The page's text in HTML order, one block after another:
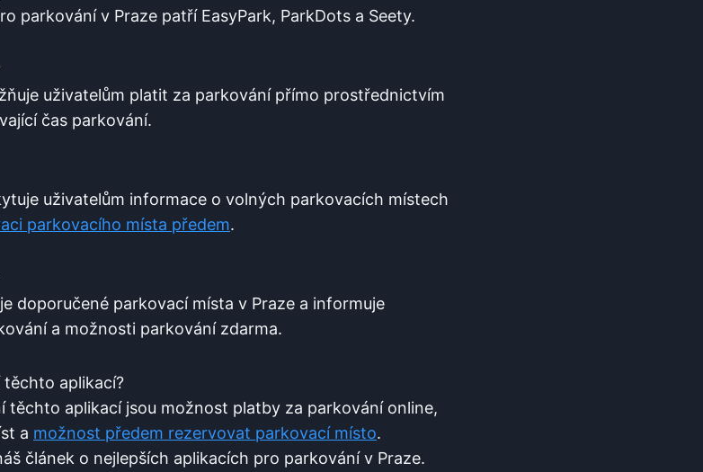
parkování v Praze patří​ EasyPark, ParkDots a Seety.
uživatelům ⁣platit za ⁣parkování⁤ přímo prostřednictvím
čas⁢ parkování.
uživatelům informace⁢ o volných ⁣parkovacích‌ místech
parkovacího⁤ místa předem.
doporučené parkovací ⁣místa ‌v Praze a informuje‌
‍a možnosti parkování zdarma.
aplikací?
těchto aplikací ‌jsou ⁢možnost ⁢platby‍ za parkování ‍online,
⁤a možnost předem rezervovat parkovací místo.
článek o nejlepších aplikacích pro parkování⁤ v Praze.